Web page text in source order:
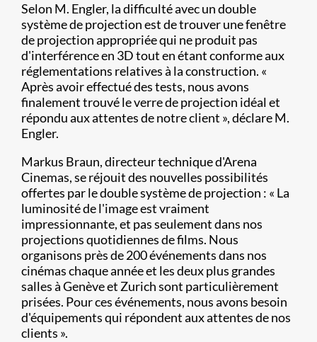
Selon M. Engler, la difficulté avec un double
système de projection est de trouver une fenêtre
de projection appropriée qui ne produit pas
d'interférence en 3D tout en étant conforme aux
réglementations relatives à la construction. «
Après avoir effectué des tests, nous avons
finalement trouvé le verre de projection idéal et
répondu aux attentes de notre client », déclare M.
Engler.
Markus Braun, directeur technique d'Arena
Cinemas, se réjouit des nouvelles possibilités
offertes par le double système de projection : « La
luminosité de l'image est vraiment
impressionnante, et pas seulement dans nos
projections quotidiennes de films. Nous
organisons près de 200 événements dans nos
cinémas chaque année et les deux plus grandes
salles à Genève et Zurich sont particulièrement
prisées. Pour ces événements, nous avons besoin
d'équipements qui répondent aux attentes de nos
clients ».